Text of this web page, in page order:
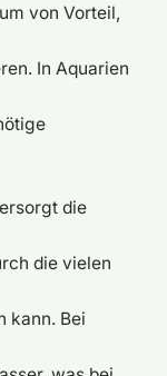
von Vorteil,
In Aquarien
die
die vielen
kann. Bei